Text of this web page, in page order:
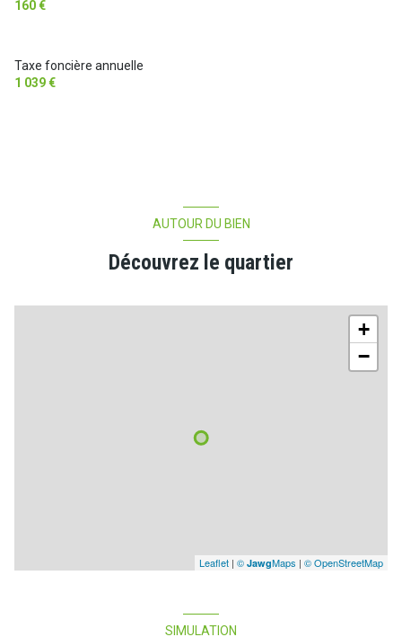
160 €
Taxe foncière annuelle
1 039 €
AUTOUR DU BIEN
Découvrez le quartier
+
−
Leaflet | © JawgMaps | © OpenStreetMap
SIMULATION